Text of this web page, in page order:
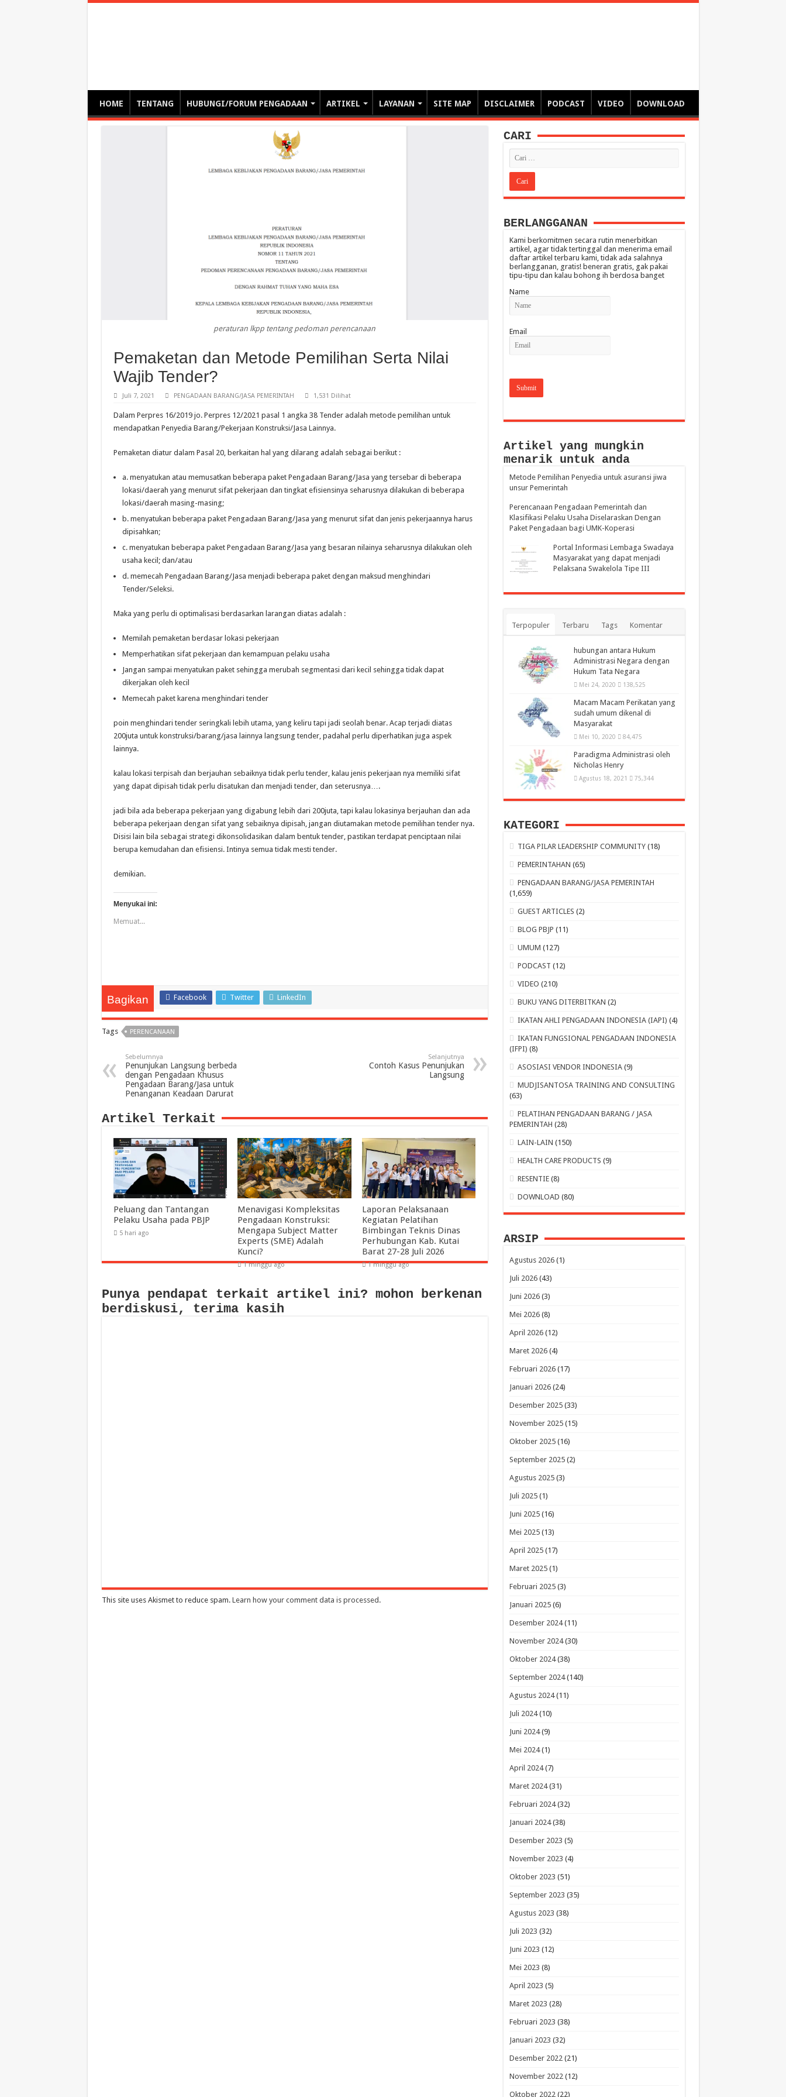
HOME TENTANG HUBUNGI/FORUM PENGADAAN ARTIKEL LAYANAN SITE MAP DISCLAIMER PODCAST VIDEO DOWNLOAD
peraturan lkpp tentang pedoman perencanaan
Pemaketan dan Metode Pemilihan Serta Nilai
Wajib Tender?
Juli 7, 2021 PENGADAAN BARANG/JASA PEMERINTAH 1,531 Dilihat
Dalam Perpres 16/2019 jo. Perpres 12/2021 pasal 1 angka 38 Tender adalah metode pemilihan untuk
mendapatkan Penyedia Barang/Pekerjaan Konstruksi/Jasa Lainnya.
Pemaketan diatur dalam Pasal 20, berkaitan hal yang dilarang adalah sebagai berikut :
a. menyatukan atau memusatkan beberapa paket Pengadaan Barang/Jasa yang tersebar di beberapa
lokasi/daerah yang menurut sifat pekerjaan dan tingkat efisiensinya seharusnya dilakukan di beberapa
lokasi/daerah masing-masing;
b. menyatukan beberapa paket Pengadaan Barang/Jasa yang menurut sifat dan jenis pekerjaannya harus
dipisahkan;
c. menyatukan beberapa paket Pengadaan Barang/Jasa yang besaran nilainya seharusnya dilakukan oleh
usaha kecil; dan/atau
d. memecah Pengadaan Barang/Jasa menjadi beberapa paket dengan maksud menghindari
Tender/Seleksi.
Maka yang perlu di optimalisasi berdasarkan larangan diatas adalah :
Memilah pemaketan berdasar lokasi pekerjaan
Memperhatikan sifat pekerjaan dan kemampuan pelaku usaha
Jangan sampai menyatukan paket sehingga merubah segmentasi dari kecil sehingga tidak dapat
dikerjakan oleh kecil
Memecah paket karena menghindari tender
poin menghindari tender seringkali lebih utama, yang keliru tapi jadi seolah benar. Acap terjadi diatas
200juta untuk konstruksi/barang/jasa lainnya langsung tender, padahal perlu diperhatikan juga aspek
lainnya.
kalau lokasi terpisah dan berjauhan sebaiknya tidak perlu tender, kalau jenis pekerjaan nya memiliki sifat
yang dapat dipisah tidak perlu disatukan dan menjadi tender, dan seterusnya….
jadi bila ada beberapa pekerjaan yang digabung lebih dari 200juta, tapi kalau lokasinya berjauhan dan ada
beberapa pekerjaan dengan sifat yang sebaiknya dipisah, jangan diutamakan metode pemilihan tender nya.
Disisi lain bila sebagai strategi dikonsolidasikan dalam bentuk tender, pastikan terdapat penciptaan nilai
berupa kemudahan dan efisiensi. Intinya semua tidak mesti tender.
demikian.
Menyukai ini:
Memuat...
Bagikan Facebook Twitter LinkedIn
Tags PERENCANAAN
Sebelumnya
Penunjukan Langsung berbeda
dengan Pengadaan Khusus
Pengadaan Barang/Jasa untuk
Penanganan Keadaan Darurat
Selanjutnya
Contoh Kasus Penunjukan
Langsung
Artikel Terkait
Peluang dan Tantangan
Pelaku Usaha pada PBJP
5 hari ago
Menavigasi Kompleksitas
Pengadaan Konstruksi:
Mengapa Subject Matter
Experts (SME) Adalah
Kunci?
1 minggu ago
Laporan Pelaksanaan
Kegiatan Pelatihan
Bimbingan Teknis Dinas
Perhubungan Kab. Kutai
Barat 27-28 Juli 2026
1 minggu ago
Punya pendapat terkait artikel ini? mohon berkenan
berdiskusi, terima kasih
This site uses Akismet to reduce spam. Learn how your comment data is processed .
CARI
BERLANGGANAN
Kami berkomitmen secara rutin menerbitkan
artikel, agar tidak tertinggal dan menerima email
daftar artikel terbaru kami, tidak ada salahnya
berlangganan, gratis! beneran gratis, gak pakai
tipu-tipu dan kalau bohong ih berdosa banget
Name
Email
Artikel yang mungkin
menarik untuk anda
Metode Pemilihan Penyedia untuk asuransi jiwa
unsur Pemerintah
Perencanaan Pengadaan Pemerintah dan
Klasifikasi Pelaku Usaha Diselaraskan Dengan
Paket Pengadaan bagi UMK-Koperasi
Portal Informasi Lembaga Swadaya
Masyarakat yang dapat menjadi
Pelaksana Swakelola Tipe III
Terpopuler Terbaru Tags Komentar
hubungan antara Hukum
Administrasi Negara dengan
Hukum Tata Negara
Mei 24, 2020 138,525
Macam Macam Perikatan yang
sudah umum dikenal di
Masyarakat
Mei 10, 2020 84,475
Paradigma Administrasi oleh
Nicholas Henry
Agustus 18, 2021 75,344
KATEGORI
TIGA PILAR LEADERSHIP COMMUNITY (18)
PEMERINTAHAN (65)
PENGADAAN BARANG/JASA PEMERINTAH
(1,659)
GUEST ARTICLES (2)
BLOG PBJP (11)
UMUM (127)
PODCAST (12)
VIDEO (210)
BUKU YANG DITERBITKAN (2)
IKATAN AHLI PENGADAAN INDONESIA (IAPI) (4)
IKATAN FUNGSIONAL PENGADAAN INDONESIA
(IFPI) (8)
ASOSIASI VENDOR INDONESIA (9)
MUDJISANTOSA TRAINING AND CONSULTING
(63)
PELATIHAN PENGADAAN BARANG / JASA
PEMERINTAH (28)
LAIN-LAIN (150)
HEALTH CARE PRODUCTS (9)
RESENTIE (8)
DOWNLOAD (80)
ARSIP
Agustus 2026(1)
Juli 2026(43)
Juni 2026(3)
Mei 2026(8)
April 2026(12)
Maret 2026(4)
Februari 2026(17)
Januari 2026(24)
Desember 2025(33)
November 2025(15)
Oktober 2025(16)
September 2025(2)
Agustus 2025(3)
Juli 2025(1)
Juni 2025(16)
Mei 2025(13)
April 2025(17)
Maret 2025(1)
Februari 2025(3)
Januari 2025(6)
Desember 2024(11)
November 2024(30)
Oktober 2024(38)
September 2024(140)
Agustus 2024(11)
Juli 2024(10)
Juni 2024(9)
Mei 2024(1)
April 2024(7)
Maret 2024(31)
Februari 2024(32)
Januari 2024(38)
Desember 2023 (5)
November 2023 (4)
Oktober 2023 (51)
September 2023 (35)
Agustus 2023 (38)
Juli 2023 (32)
Juni 2023 (12)
Mei 2023 (8)
April 2023 (5)
Maret 2023 (28)
Februari 2023 (38)
Januari 2023 (32)
Desember 2022(21)
November 2022(12)
Oktober 2022(22)